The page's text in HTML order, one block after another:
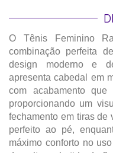
O Tênis Feminino
combinação perfeita
design moderno e
apresenta cabedal em
com acabamento
proporcionando um
fechamento em tiras de
perfeito ao pé,
máximo conforto no